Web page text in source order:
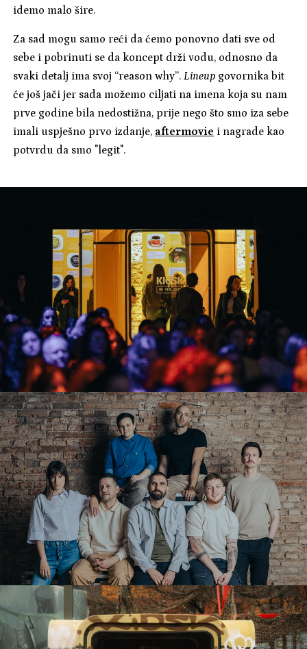
idemo malo šire.
Za sad mogu samo reći da ćemo ponovno dati sve od
sebe i pobrinuti se da koncept drži vodu, odnosno da
svaki detalj ima svoj “reason why”.Lineup govornika bit
će još jači jer sada možemo ciljati na imena koja su nam
prve godine bila nedostižna, prije nego što smo iza sebe
imali uspješno prvo izdanje, aftermovie i nagrade kao
potvrdu da smo "legit".